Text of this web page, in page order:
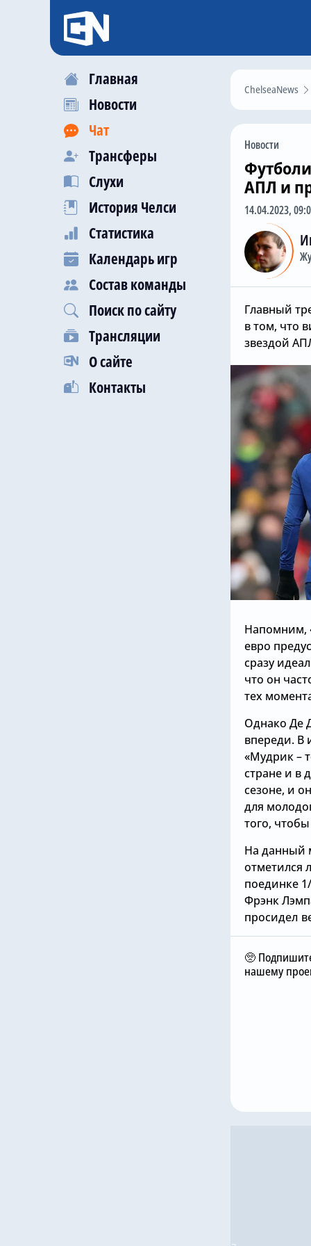
Главная
Новости
Чат
Трансферы
Слухи
История Челси
Статистика
Календарь игр
Состав команды
Поиск по сайту
Трансляции
О сайте
Контакты
ChelseaNews
Новости
АПЛ и
14.04.2023,
Главный
в том, что
звездой
Напомним,
евро
сразу
что он
тех
Однако Де
впереди. В
«Мудрик –
стране и в
сезоне, и
для
того,
На данный
отметился
поединке
Фрэнк
просидел
🥺
нашему